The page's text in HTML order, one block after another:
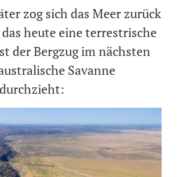
zog sich das Meer zurück
heute eine terrestrische
der Bergzug im nächsten
Savanne